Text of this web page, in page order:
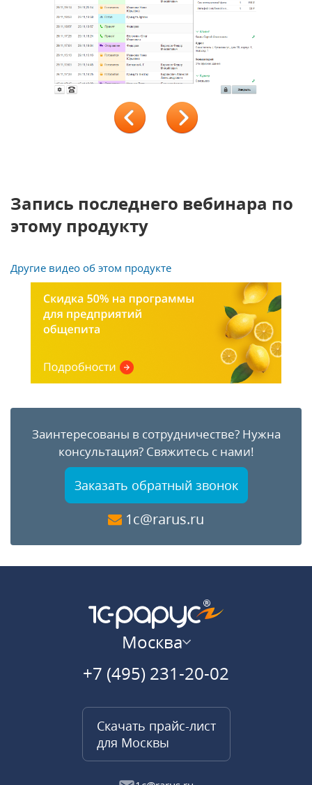
revi
ext
Запись последнего вебинара по
этому продукту
Другие видео об этом продукте
Заинтересованы в сотрудничестве?Нужна
консультация? Свяжитесь с нами!
Заказать обратный звонок
1c@rarus.ru
Москва
+7 (495) 231-20-02
Скачать прайс-лист
для Москвы